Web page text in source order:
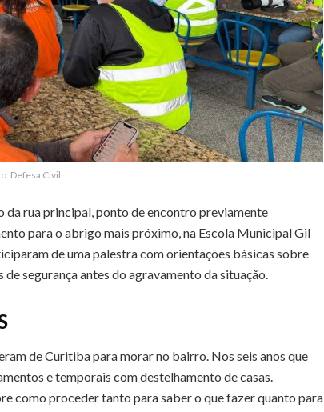
Defesa Civil
rua principal, ponto de encontro previamente
para o abrigo mais próximo, na Escola Municipal Gil
de uma palestra com orientações básicas sobre
segurança antes do agravamento da situação.
de Curitiba para morar no bairro. Nos seis anos que
e temporais com destelhamento de casas.
como proceder tanto para saber o que fazer quanto para